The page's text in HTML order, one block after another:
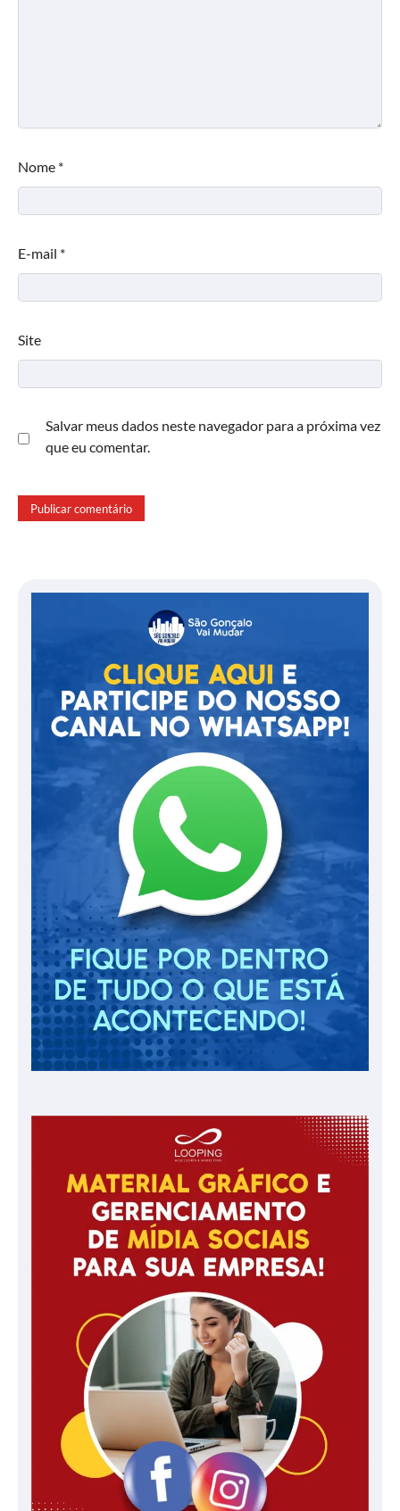
Nome *
E-mail *
Site
Salvar meus dados neste navegador para a próxima vez
que eu comentar.